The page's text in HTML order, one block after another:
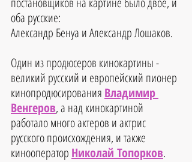
оба русские:
Александр Бенуа и Александр Лошаков.
Один из продюсеров кинокартины -
великий русский и европейский пионер
кинопродюсирования Владимир
Венгеров, а над кинокартиной
работало много актеров и актрис
русского происхождения, и также
кинооператор Николай Топорков.